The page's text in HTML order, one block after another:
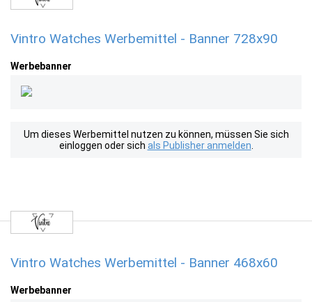
Vintro Watches Werbemittel - Banner 728x90
Werbebanner
Um dieses Werbemittel nutzen zu können, müssen Sie sich
einloggen oder sich als Publisher anmelden
Vintro Watches Werbemittel - Banner 468x60
Werbebanner